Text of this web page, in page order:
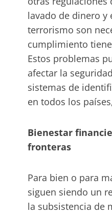
lavado de dinero
terrorismo son
cumplimiento
Estos problemas
afectar la
sistemas de
en todos los
Bienestar
fronteras
Para bien o para
siguen siendo un
la subsistencia de